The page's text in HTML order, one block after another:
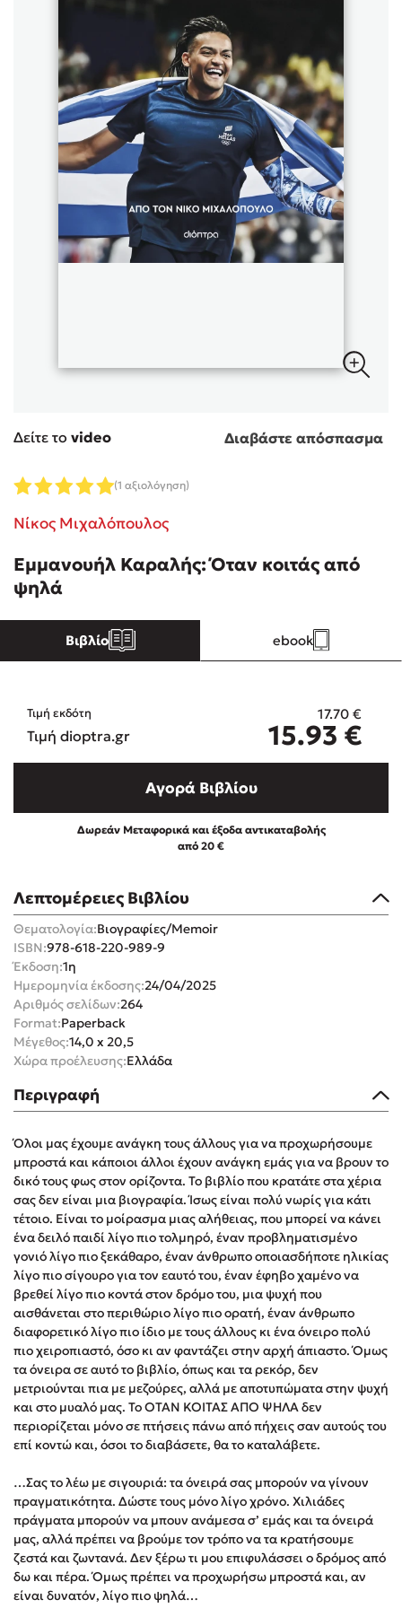
Sebastian Fitzek
Playlist
Κώστας Κρομμύδας
Το λιμάνι μου είσαι εσύ
Ένας γίγαντας στο σχολείο
Πάνω, κάτω, μπροστά, πίσω
Mel Robbins
Δημοφιλείς Συγγραφείς
Φυστίκι ΠουΚυλάει
Παύλος Καστανάς
El Sombrero
Στέφανος Ξενάκης
Sebastian Fitzek
Freida McFadden
Κατρίνα Τσάνταλη
Lucinda Riley
Mimi Matthews
Benzamin Bécue
Rebecca Yarros
Teo Benedetti
Τζένη Κουτσοδημητροπούλου
Ali Hazelwood
Cori Doerrfeld
Pierdomenico Baccalario
Δανάη Ιμπραχήμ
Δείτε το video Διαβάστε απόσπασμα
(1 αξιολόγηση)
Νίκος Μιχαλόπουλος
Εμμανουήλ Καραλής: Όταν κοιτάς από
ψηλά
Βιβλίο ebook
Λεπτομέρειες Βιβλίου
Θεματολογία:Βιογραφίες/Memoir
ISBN:978-618-220-989-9
Έκδοση:1η
Ημερομηνία έκδοσης:24/04/2025
Αριθμός σελίδων:264
Format:Paperback
Μέγεθος:14,0 x 20,5
Χώρα προέλευσης:Ελλάδα
Τιμή εκδότη 17.70 €
Τιμή dioptra.gr 15.93 €
Αγορά Βιβλίου
Δωρεάν Μεταφορικά και έξοδα αντικαταβολής
από 20 €
Περιγραφή
Όλοι μας έχουμε ανάγκη τους άλλους για να προχωρήσουμε
μπροστά και κάποιοι άλλοι έχουν ανάγκη εμάς για να βρουν το
δικό τους φως στον ορίζοντα. Το βιβλίο που κρατάτε στα χέρια
σας δεν είναι μια βιογραφία. Ίσως είναι πολύ νωρίς για κάτι
τέτοιο. Είναι το μοίρασμα μιας αλήθειας, που μπορεί να κάνει
ένα δειλό παιδί λίγο πιο τολμηρό, έναν προβληματισμένο
γονιό λίγο πιο ξεκάθαρο, έναν άνθρωπο οποιασδήποτε ηλικίας
λίγο πιο σίγουρο για τον εαυτό του, έναν έφηβο χαμένο να
βρεθεί λίγο πιο κοντά στον δρόμο του, μια ψυχή που
αισθάνεται στο περιθώριο λίγο πιο ορατή, έναν άνθρωπο
διαφορετικό λίγο πιο ίδιο με τους άλλους κι ένα όνειρο πολύ
πιο χειροπιαστό, όσο κι αν φαντάζει στην αρχή άπιαστο. Όμως
τα όνειρα σε αυτό το βιβλίο, όπως και τα ρεκόρ, δεν
μετριούνται πια με μεζούρες, αλλά με αποτυπώματα στην ψυχή
και στο μυαλό μας. Το ΟΤΑΝ ΚΟΙΤΑΣ ΑΠΟ ΨΗΛΑ δεν
περιορίζεται μόνο σε πτήσεις πάνω από πήχεις σαν αυτούς του
επί κοντώ και, όσοι το διαβάσετε, θα το καταλάβετε.
…Σας το λέω με σιγουριά: τα όνειρά σας μπορούν να γίνουν
πραγματικότητα. Δώστε τους μόνο λίγο χρόνο. Χιλιάδες
πράγματα μπορούν να μπουν ανάμεσα σ’ εμάς και τα όνειρά
μας, αλλά πρέπει να βρούμε τον τρόπο να τα κρατήσουμε
ζεστά και ζωντανά. Δεν ξέρω τι μου επιφυλάσσει ο δρόμος από
δω και πέρα. Όμως πρέπει να προχωρήσω μπροστά και, αν
είναι δυνατόν, λίγο πιο ψηλά…